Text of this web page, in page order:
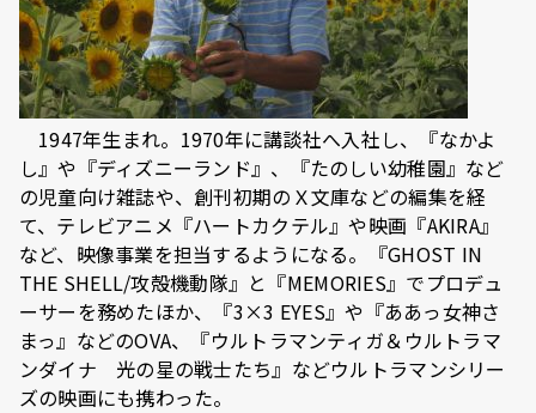
1947年生まれ。1970年に講談社へ入社し、『なかよ
し』や『ディズニーランド』、『たのしい幼稚園』など
の児童向け雑誌や、創刊初期のＸ文庫などの編集を経
て、テレビアニメ『ハートカクテル』や映画『AKIRA』
など、映像事業を担当するようになる。『GHOST IN
THE SHELL/攻殻機動隊』と『MEMORIES』でプロデュ
ーサーを務めたほか、『3×3 EYES』や『ああっ女神さ
まっ』などのOVA、『ウルトラマンティガ＆ウルトラマ
ンダイナ 光の星の戦士たち』などウルトラマンシリー
ズの映画にも携わった。